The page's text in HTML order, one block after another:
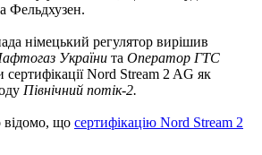
Фельдхузен.
німецький регулятор вирішив
України та Оператор ГТС
сертифікації Nord Stream 2 AG як
Північний потік-2.
відомо, що сертифікацію Nord Stream 2